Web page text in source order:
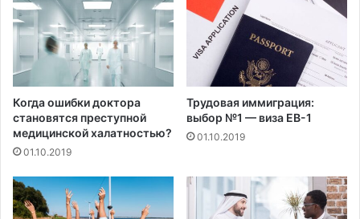
ы
ж
и
т
е
е
й
к
с
Когда ошибки доктора
становятся преступной
медицинской халатностью?
01.10.2019
Трудовая иммиграция:
выбор №1 — виза EB-1
01.10.2019